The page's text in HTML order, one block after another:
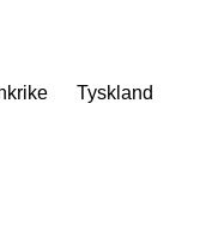
Tyskland